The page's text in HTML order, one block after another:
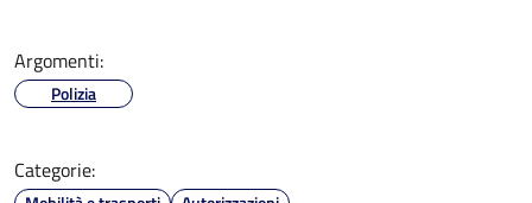
Argomenti:
Polizia
Categorie: